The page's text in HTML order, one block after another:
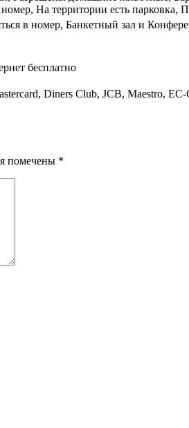
На территории есть парковка,
в номер, Банкетный зал и
бесплатно
Diners Club, JCB, Maestro, EC-
помечены *